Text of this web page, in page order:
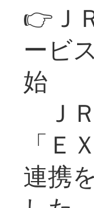
👉Ｊ
ービ
始
Ｊ
「Ｅ
連携